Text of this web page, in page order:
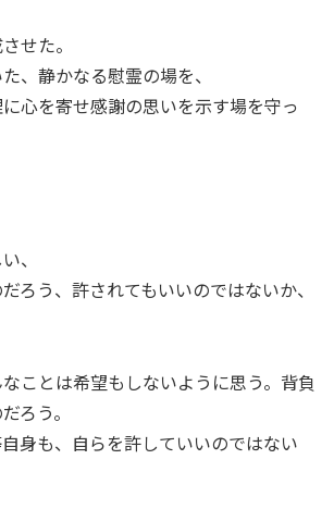
せた。
、静かなる慰霊の場を、
心を寄せ感謝の思いを示す場を守っ
、
ろう、許されてもいいのではないか、
ことは希望もしないように思う。背負
ろう。
身も、自らを許していいのではない